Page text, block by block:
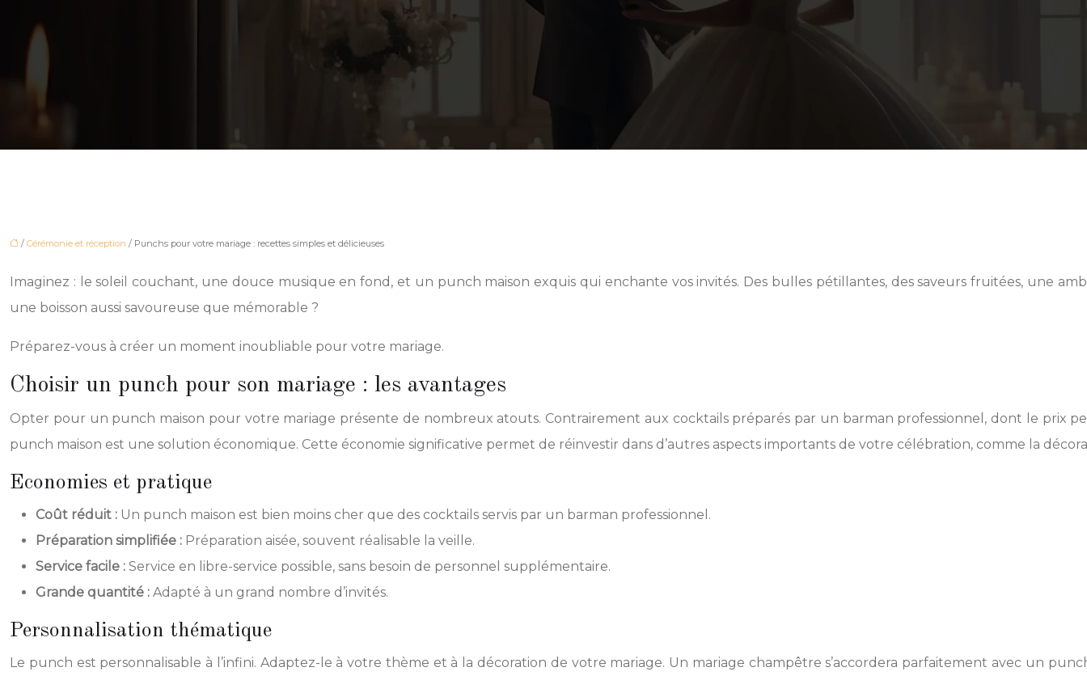
/ Cérémonie et réception / Punchs pour votre mariage : recettes simples et délicieuses
Imaginez : le soleil couchant, une douce musique en fond, et un punch maison exquis qui enchante vos invités. Des bulles pétillantes, des saveurs fruitées, une
une boisson aussi savoureuse que mémorable ?
Préparez-vous à créer un moment inoubliable pour votre mariage.
Choisir un punch pour son mariage : les avantages
Opter pour un punch maison pour votre mariage présente de nombreux atouts. Contrairement aux cocktails préparés par un barman professionnel, dont le prix
punch maison est une solution économique. Cette économie significative permet de réinvestir dans d’autres aspects importants de votre célébration, comme la
Economies et pratique
Coût réduit : Un punch maison est bien moins cher que des cocktails servis par un barman professionnel.
Préparation simplifiée : Préparation aisée, souvent réalisable la veille.
Service facile : Service en libre-service possible, sans besoin de personnel supplémentaire.
Grande quantité : Adapté à un grand nombre d’invités.
Personnalisation thématique
Le punch est personnalisable à l’infini. Adaptez-le à votre thème et à la décoration de votre mariage. Un mariage champêtre s’accordera parfaitement avec un